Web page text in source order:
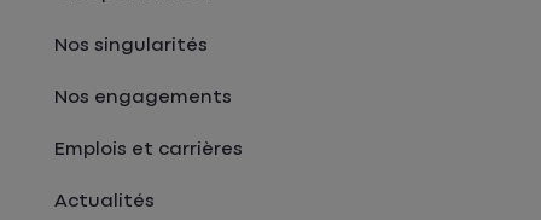
Nos singularités
Nos engagements
Emplois et carrières
Actualités